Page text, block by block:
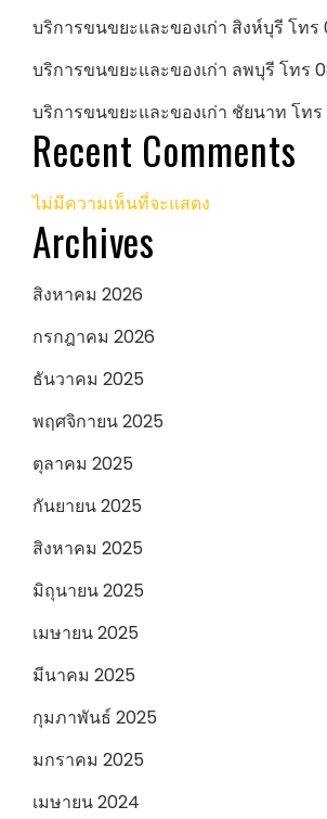
บริการขนขยะและของเก่า สิงห์บุรี โท
บริการขนขยะและของเก่า ลพบุรี โทร
บริการขนขยะและของเก่า ชัยนาท โท
Recent Comments
ไม่มีความเห็นที่จะแสดง
Archives
สิงหาคม 2026
กรกฎาคม 2026
ธันวาคม 2025
พฤศจิกายน 2025
ตุลาคม 2025
กันยายน 2025
สิงหาคม 2025
มิถุนายน 2025
เมษายน 2025
มีนาคม 2025
กุมภาพันธ์ 2025
มกราคม 2025
เมษายน 2024